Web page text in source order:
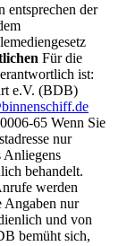
entsprechen der
Für die
ist:
e.V. (BDB)
65 Wenn Sie
nur
Anliegens
behandelt.
werden
Angaben nur
und von
bemüht sich,